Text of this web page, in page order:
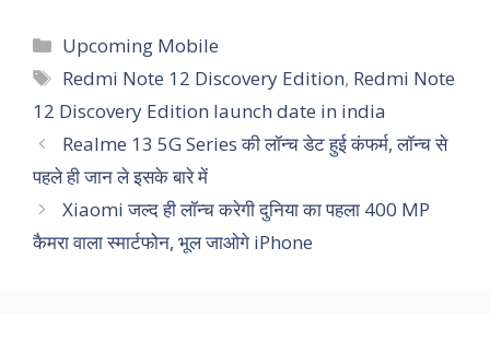
Categories
Upcoming Mobile
Tags
Redmi Note 12 Discovery Edition, Redmi Note
12 Discovery Edition launch date in india
Realme 13 5G Series की लॉन्च डेट हुई कंफर्म, लॉन्‍च से
पहले ही जान ले इसके बारे में
Xiaomi जल्द ही लॉन्च करेगी दुनिया का पहला 400 MP
कैमरा वाला स्मार्टफोन, भूल जाओगे iPhone